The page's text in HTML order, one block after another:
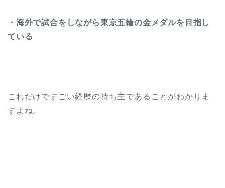
・海外で試合をしながら東京五輪の金メダルを目指し
ている
これだけですごい経歴の持ち主であることがわかりま
すよね。